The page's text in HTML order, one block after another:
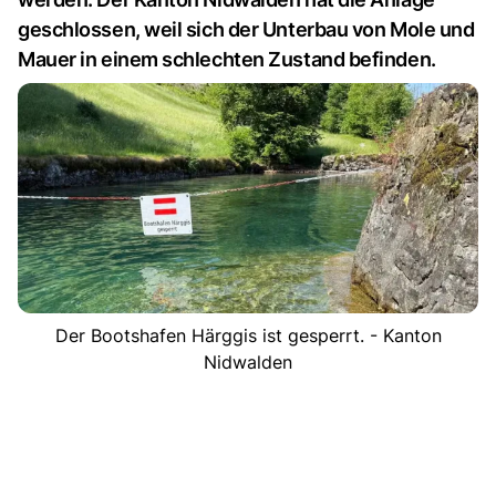
geschlossen, weil sich der Unterbau von Mole und
Mauer in einem schlechten Zustand befinden.
Der Bootshafen Härggis ist gesperrt. - Kanton
Nidwalden